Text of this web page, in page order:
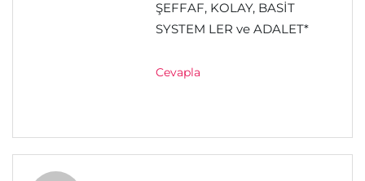
ŞEFFAF, KOLAY, BASİT
SYSTEM LER ve ADALET*
Cevapla